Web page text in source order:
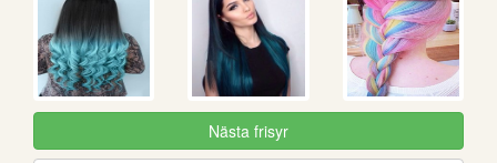
Nästa frisyr